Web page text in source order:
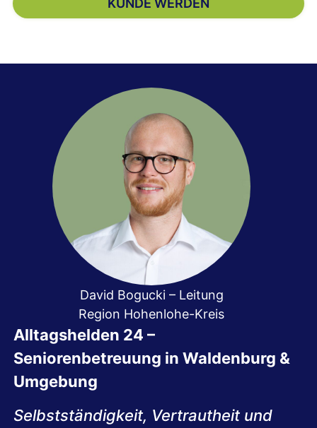
David Bogucki – Leitung
Region Hohenlohe-Kreis
Alltagshelden 24 –
Seniorenbetreuung in Waldenburg &
Umgebung
Selbstständigkeit, Vertrautheit und